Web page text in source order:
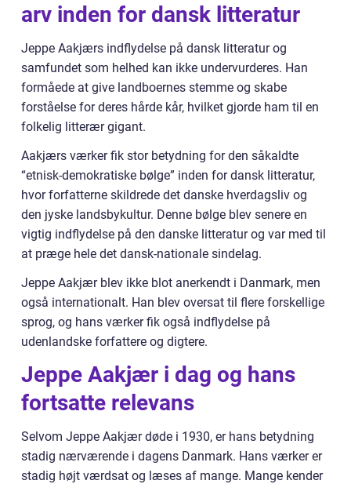
arv inden for dansk litteratur
Jeppe Aakjærs indflydelse på dansk litteratur og
samfundet som helhed kan ikke undervurderes. Han
formåede at give landboernes stemme og skabe
forståelse for deres hårde kår, hvilket gjorde ham til en
folkelig litterær gigant.
Aakjærs værker fik stor betydning for den såkaldte
“etnisk-demokratiske bølge” inden for dansk litteratur,
hvor forfatterne skildrede det danske hverdagsliv og
den jyske landsbykultur. Denne bølge blev senere en
vigtig indflydelse på den danske litteratur og var med til
at præge hele det dansk-nationale sindelag.
Jeppe Aakjær blev ikke blot anerkendt i Danmark, men
også internationalt. Han blev oversat til flere forskellige
sprog, og hans værker fik også indflydelse på
udenlandske forfattere og digtere.
Jeppe Aakjær i dag og hans
fortsatte relevans
Selvom Jeppe Aakjær døde i 1930, er hans betydning
stadig nærværende i dagens Danmark. Hans værker er
stadig højt værdsat og læses af mange. Mange kender